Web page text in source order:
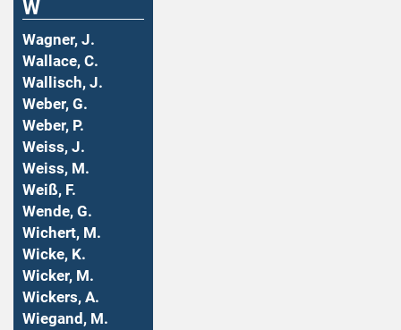
W
Wagner, J.
Wallace, C.
Wallisch, J.
Weber, G.
Weber, P.
Weiss, J.
Weiss, M.
Weiß, F.
Wende, G.
Wichert, M.
Wicke, K.
Wicker, M.
Wickers, A.
Wiegand, M.